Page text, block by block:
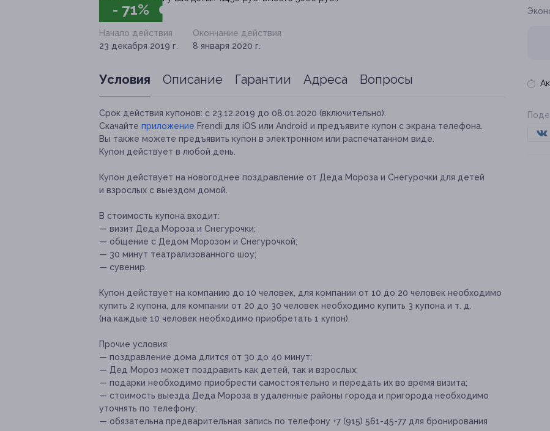
- 71%
Начало действия
23 декабря 2019 г.
Окончание действия
8 января 2020 г.
Условия Описание Гарантии Адреса Вопросы
Срок действия купонов: с 23.12.2019 до 08.01.2020 (включительно).
Скачайте приложение Frendi для iOS или Android и предъявите купон с экрана телефона.
Вы также можете предъявить купон в электронном или распечатанном виде.
Купон действует в любой день.
Купон действует на новогоднее поздравление от Деда Мороза и Снегурочки для детей
и взрослых с выездом домой.
В стоимость купона входит:
— визит Деда Мороза и Снегурочки;
— общение с Дедом Морозом и Снегурочкой;
— 30 минут театрализованного шоу;
— сувенир.
Купон действует на компанию до 10 человек, для компании от 10 до 20 человек необходимо
купить 2 купона, для компании от 20 до 30 человек необходимо купить 3 купона и т. д.
(на каждые 10 человек необходимо приобретать 1 купон).
Прочие условия:
— поздравление дома длится от 30 до 40 минут;
— Дед Мороз может поздравить как детей, так и взрослых;
— подарки необходимо приобрести самостоятельно и передать их во время визита;
— стоимость выезда Деда Мороза в удаленные районы города и пригорода необходимо
уточнять по телефону;
— обязательна предварительная запись по телефону +7 (915) 561-45-77 для бронирования